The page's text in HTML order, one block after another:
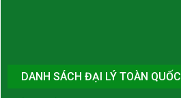
DANH SÁCH ĐẠI LÝ TOÀN QUỐC